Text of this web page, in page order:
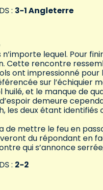
: 3-1 Angleterre
lequel. Pour
Cette rencontre
ont impressionné
sur l’échiquier
et le manque de
demeure
les deux étant identifiés
de mettre le feu en
du répondant en
qui s’annonce
: 2-2